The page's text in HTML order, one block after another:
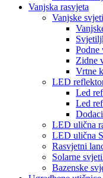
Vanjska rasvjeta
Vanjske
Podne
Zidne
Vrtne
LED
Led
Led
LED ulična
LED ulična
Rasvjetni
Solarne
Bazenske